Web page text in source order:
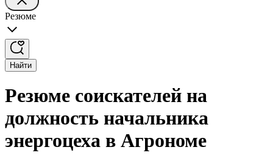
Резюме
Найти
Резюме соискателей на
должность начальника
энергоцеха в Агрономе